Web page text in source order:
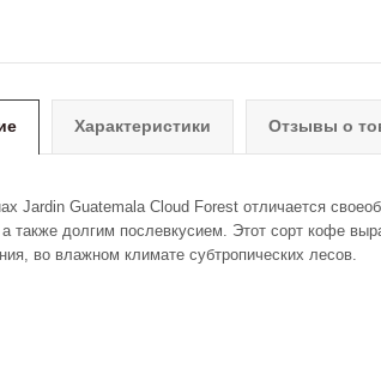
Характеристики Отзывы о
Jardin Guatemala Cloud Forest отличается
также долгим послевкусием. Этот сорт кофе
во влажном климате субтропических лесов.